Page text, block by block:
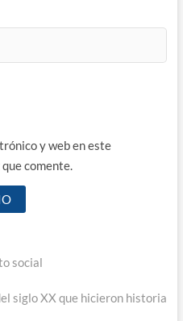
y web en este
comente.
social
siglo XX que hicieron historia